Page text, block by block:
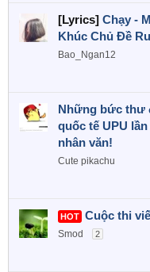
[Lyrics] Chạy -
Khúc Chủ Đề
Bao_Ngan12
Những bức thư
quốc tế UPU
nhân văn!
Cute pikachu
HOT Cuộc thi
Smod 2